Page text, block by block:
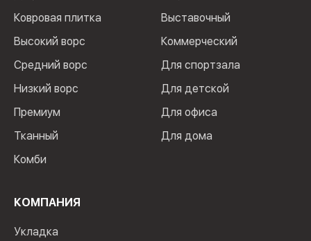
Ковровая плитка
Высокий ворс
Средний ворс
Низкий ворс
Премиум
Тканный
Комби
Выставочный
Коммерческий
Для спортзала
Для детской
Для офиса
Для дома
КОМПАНИЯ
Укладка